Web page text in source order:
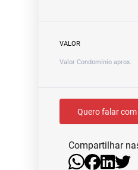
VALOR
Valor Condomínio aprox.
Compartilhar